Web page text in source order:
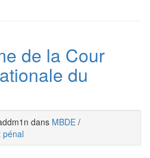
de la Cour
du
dans MBDE /
pénal